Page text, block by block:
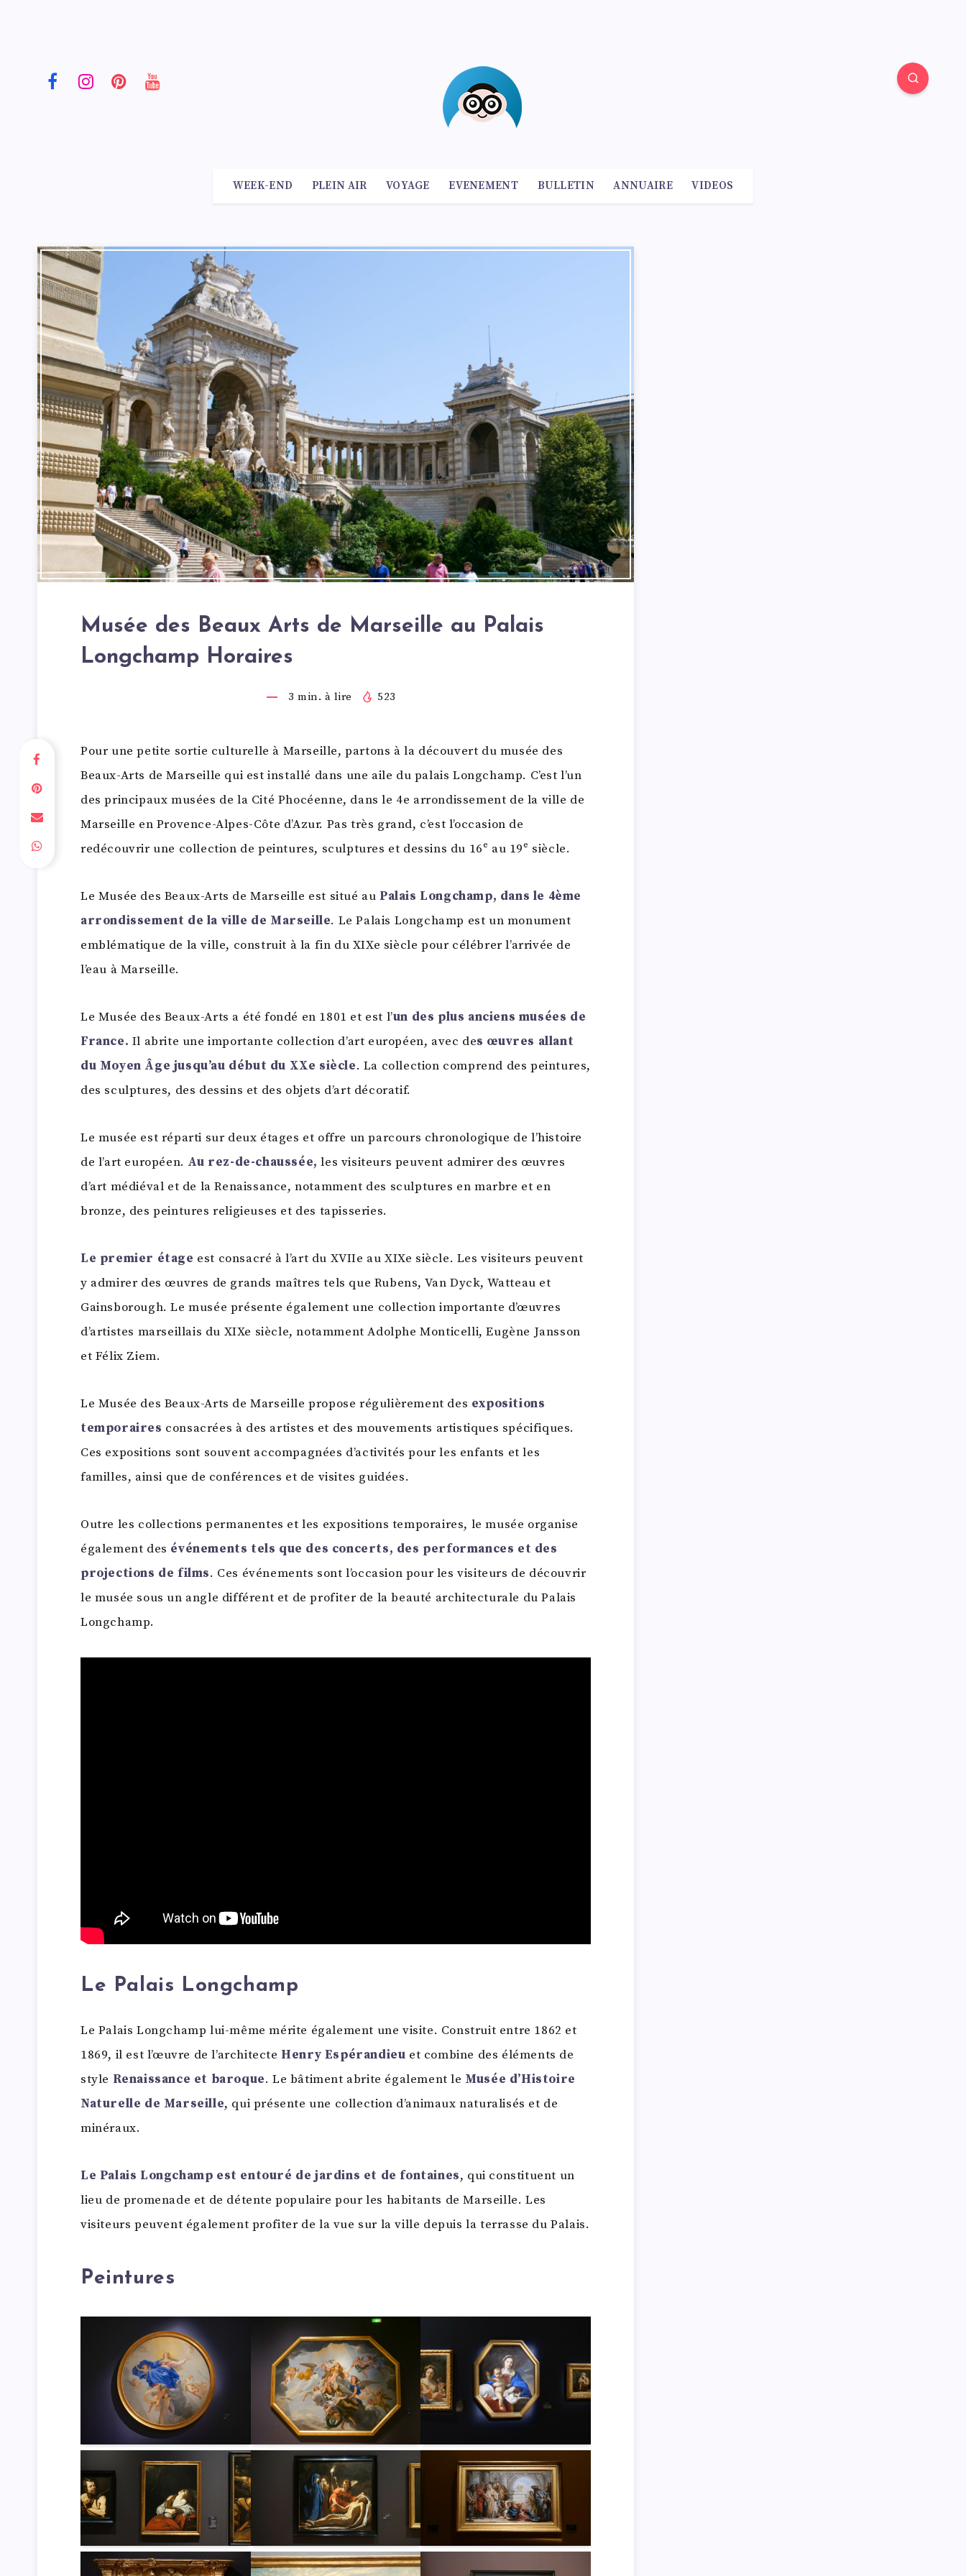
WEEK-END PLEIN AIR VOYAGE EVENEMENT BULLETIN ANNUAIRE VIDEOS
Musée des Beaux Arts de Marseille au Palais
Longchamp Horaires
3 min. à lire 523
Pour une petite sortie culturelle à Marseille, partons à la découvert du musée des
Beaux-Arts de Marseille qui est installé dans une aile du palais Longchamp. C’est l’un
des principaux musées de la Cité Phocéenne, dans le 4e arrondissement de la ville de
Marseille en Provence-Alpes-Côte d’Azur. Pas très grand, c’est l’occasion de
redécouvrir une collection de peintures, sculptures et dessins du 16ᵉ au 19ᵉ siècle.
Le Musée des Beaux-Arts de Marseille est situé au Palais Longchamp, dans le 4ème
arrondissement de la ville de Marseille. Le Palais Longchamp est un monument
emblématique de la ville, construit à la fin du XIXe siècle pour célébrer l’arrivée de
l’eau à Marseille.
Le Musée des Beaux-Arts a été fondé en 1801 et est l’un des plus anciens musées de
France. Il abrite une importante collection d’art européen, avec des œuvres allant
du Moyen Âge jusqu’au début du XXe siècle. La collection comprend des peintures,
des sculptures, des dessins et des objets d’art décoratif.
Le musée est réparti sur deux étages et offre un parcours chronologique de l’histoire
de l’art européen. Au rez-de-chaussée, les visiteurs peuvent admirer des œuvres
d’art médiéval et de la Renaissance, notamment des sculptures en marbre et en
bronze, des peintures religieuses et des tapisseries.
Le premier étage est consacré à l’art du XVIIe au XIXe siècle. Les visiteurs peuvent
y admirer des œuvres de grands maîtres tels que Rubens, Van Dyck, Watteau et
Gainsborough. Le musée présente également une collection importante d’œuvres
d’artistes marseillais du XIXe siècle, notamment Adolphe Monticelli, Eugène Jansson
et Félix Ziem.
Le Musée des Beaux-Arts de Marseille propose régulièrement des expositions
temporaires consacrées à des artistes et des mouvements artistiques spécifiques.
Ces expositions sont souvent accompagnées d’activités pour les enfants et les
familles, ainsi que de conférences et de visites guidées.
Outre les collections permanentes et les expositions temporaires, le musée organise
également des événements tels que des concerts, des performances et des
projections de films. Ces événements sont l’occasion pour les visiteurs de découvrir
le musée sous un angle différent et de profiter de la beauté architecturale du Palais
Longchamp.
Le Palais Longchamp
Le Palais Longchamp lui-même mérite également une visite. Construit entre 1862 et
1869, il est l’œuvre de l’architecte Henry Espérandieu et combine des éléments de
style Renaissance et baroque. Le bâtiment abrite également le Musée d’Histoire
Naturelle de Marseille, qui présente une collection d’animaux naturalisés et de
minéraux.
Le Palais Longchamp est entouré de jardins et de fontaines, qui constituent un
lieu de promenade et de détente populaire pour les habitants de Marseille. Les
visiteurs peuvent également profiter de la vue sur la ville depuis la terrasse du Palais.
Peintures